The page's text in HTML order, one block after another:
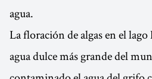
agua.
La floración de algas en el
agua dulce más grande del